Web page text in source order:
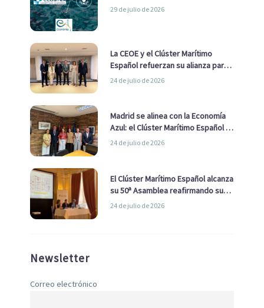
29 de julio de 2026
La CEOE y el Clúster Marítimo
Español refuerzan su alianza para
impulsar una estrategia Nacional
24 de julio de 2026
Madrid se alinea con la Economía
Azul: el Clúster Marítimo Español y
la Real Liga Naval avanzan alianzas
24 de julio de 2026
El Clúster Marítimo Español alcanza
su 50ª Asamblea reafirmando su
liderazgo en la Economía Azul
24 de julio de 2026
Newsletter
Correo electrónico